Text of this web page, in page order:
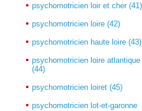
psychomotricien loir et cher (41)
psychomotricien loire (42)
psychomotricien haute loire (43)
psychomotricien loire atlantique
(44)
psychomotricien loiret (45)
psychomotricien lot-et-garonne